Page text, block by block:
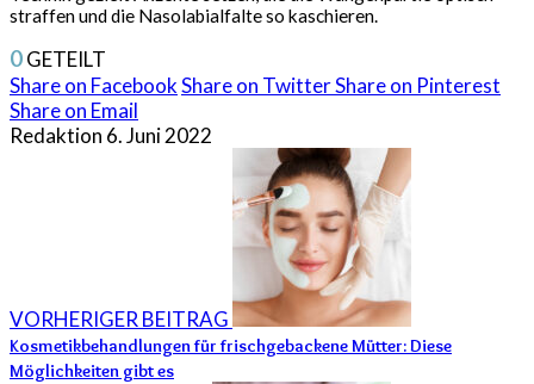
straffen und die Nasolabialfalte so kaschieren.
0GETEILT
Share on FacebookShare on TwitterShare on Pinterest
Share on Email
Redaktion 6. Juni 2022
VORHERIGER BEITRAG
Kosmetikbehandlungen für frischgebackene Mütter: Diese
Möglichkeiten gibt es